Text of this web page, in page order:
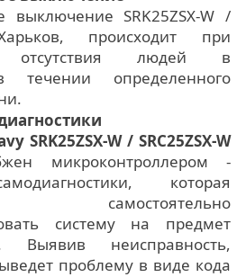
выключение SRK25ZSX-W /
Харьков, происходит при
отсутствия людей в
определенного
SRK25ZSX-W / SRC25ZSX-W
микроконтроллером -
которая
самостоятельно
систему на предмет
Выявив неисправность,
проблему в виде кода